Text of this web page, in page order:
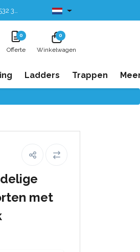
330 Leverbaar uit voorraad
0
Offerte
0
Winkelwagen
Ladders Trappen
met